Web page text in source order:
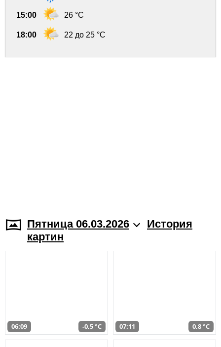
15:00 26 °C
18:00 22 до 25 °C
Пятница 06.03.2026
История
картин
06:09 -0,5 °C 07:11 0,8 °C